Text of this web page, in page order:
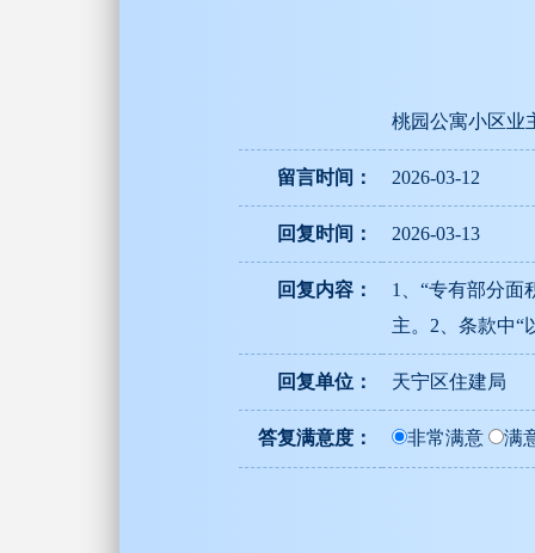
桃园公寓小区业
留言时间： 2026-03-12
回复时间： 2026-03-13
回复内容：
1、“专有部分面
主。2、条款中“
回复单位： 天宁区住建局
答复满意度： 非常满意 满